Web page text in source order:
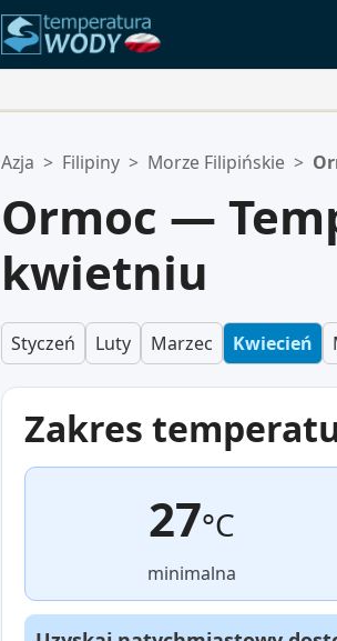
Twoja lista ulubionych jest pusta.
Azja > Filipiny > Morze Filipińskie >
Ormoc —
kwietniu
Styczeń Luty Marzec Kwiecień
Zakres
27°C
minimalna